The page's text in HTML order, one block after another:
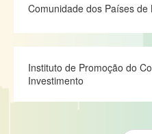
Comunidade dos Países
Instituto de Promoção do
Investimento